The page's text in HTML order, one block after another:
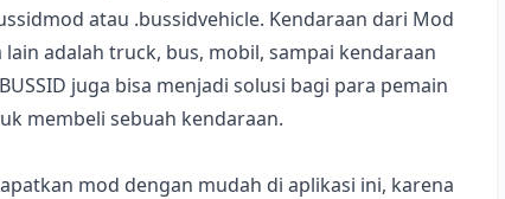
atau .bussidvehicle. Kendaraan dari Mod
adalah truck, bus, mobil, sampai kendaraan
juga bisa menjadi solusi bagi para pemain
membeli sebuah kendaraan.
mod dengan mudah di aplikasi ini, karena